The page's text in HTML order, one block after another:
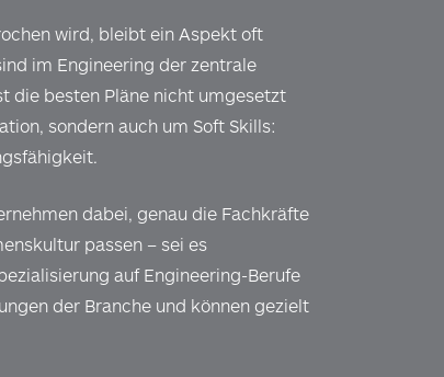
wird, bleibt ein Aspekt oft
im Engineering der zentrale
die besten Pläne nicht umgesetzt
sondern auch um Soft Skills:
dabei, genau die Fachkräfte
passen – sei es
auf Engineering-Berufe
der Branche und können gezielt